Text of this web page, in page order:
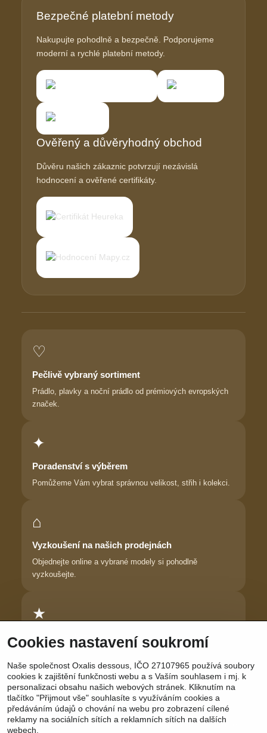
Bezpečné platební metody
Nakupujte pohodlně a bezpečně. Podporujeme
moderní a rychlé platební metody.
Ověřený a důvěryhodný obchod
Důvěru našich zákaznic potvrzují nezávislá
hodnocení a ověřené certifikáty.
♡
Pečlivě vybraný sortiment
Prádlo, plavky a noční prádlo od prémiových evropských
značek.
✦
Poradenství s výběrem
Pomůžeme Vám vybrat správnou velikost, střih i kolekci.
⌂
Vyzkoušení na našich prodejnách
Objednejte online a vybrané modely si pohodlně
vyzkoušejte.
★
Důvěra zákaznic
cítí krásně.
Sledujte nás: Facebook | Instagram | YouTube
Cookies nastavení soukromí
Naše společnost Oxalis dessous, IČO 27107965 používá soubory
cookies k zajištění funkčnosti webu a s Vaším souhlasem i mj. k
personalizaci obsahu našich webových stránek. Kliknutím na
tlačítko "Přijmout vše" souhlasíte s využíváním cookies a
předáváním údajů o chování na webu pro zobrazení cílené
reklamy na sociálních sítích a reklamních sítích na dalších
webech.